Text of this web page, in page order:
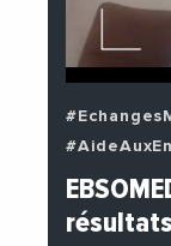
#BuzzNews